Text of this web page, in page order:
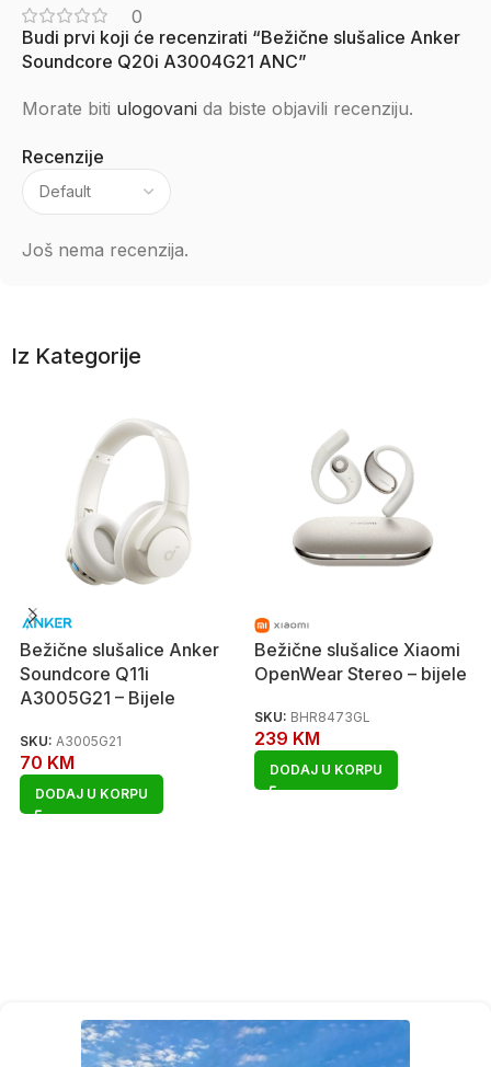
0
Recenzije
Još nema recenzija.
Budi prvi koji će recenzirati “Bežične slušalice Anker
Soundcore Q20i A3004G21 ANC”
Morate biti ulogovani da biste objavili recenziju.
Iz Kategorije
Bežične slušalice Anker
Soundcore Q11i
A3005G21 – Bijele
SKU: A3005G21
70 KM
DODAJ U KORPU
Bežične slušalice Xiaomi
OpenWear Stereo – bijele
SKU: BHR8473GL
239 KM
DODAJ U KORPU